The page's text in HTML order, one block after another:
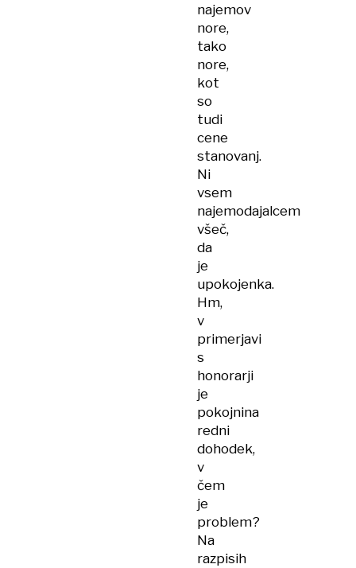
najemov
nore,
tako
nore,
kot
so
tudi
cene
stanovanj.
Ni
vsem
najemodajalcem
všeč,
da
je
upokojenka.
Hm,
v
primerjavi
s
honorarji
je
pokojnina
redni
dohodek,
v
čem
je
problem?
Na
razpisih